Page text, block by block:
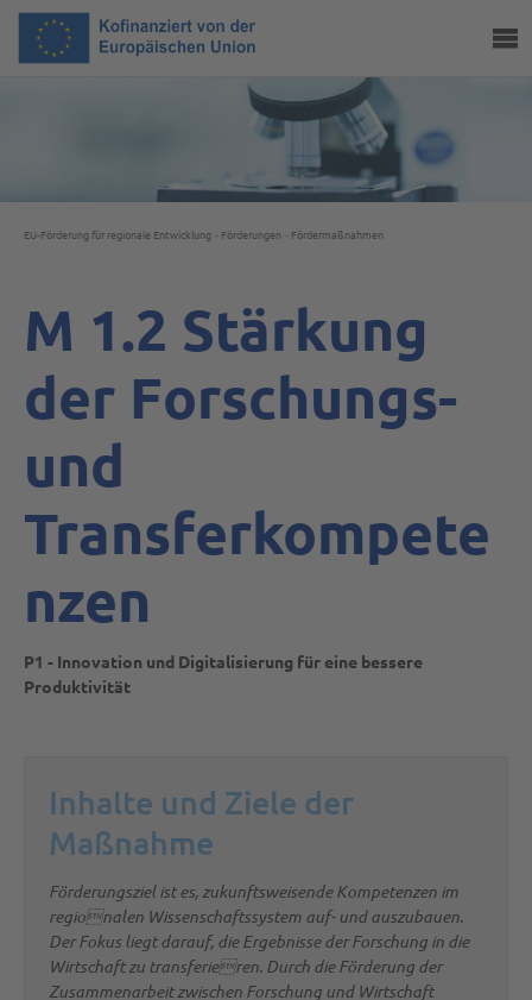
EU-Förderung für regionale Entwicklung Förderungen Fördermaßnahmen
M 1.2 Stärkung
der Forschungs-
und
Transferkompete
nzen
P1 - Innovation und Digitalisierung für eine bessere
Produktivität
Inhalte und Ziele der
Maßnahme
Förderungsziel ist es, zukunftsweisende Kompetenzen im
regionalen Wissenschaftssystem auf- und auszubauen.
Der Fokus liegt darauf, die Ergebnisse der Forschung in die
Wirtschaft zu transferieren. Durch die Förderung der
Zusammenarbeit zwischen Forschung und Wirtschaft